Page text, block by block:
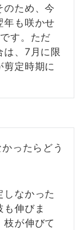
のため、今
年も咲かせ
す。ただ
は、7月に限
剪定時期に
ったらどう
しなかった
伸びま
が伸びて